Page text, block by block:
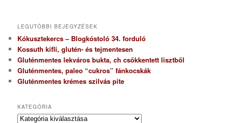
LEGUTÓBBI BEJEGYZÉSEK
Kókusztekercs – Blogkóstoló 34. forduló
Kossuth kifli, glutén- és tejmentesen
Gluténmentes lekváros bukta, ch csökkentett lisztből
Gluténmentes, paleo “cukros” fánkocskák
Gluténmentes krémes szilvás pite
KATEGÓRIA
K